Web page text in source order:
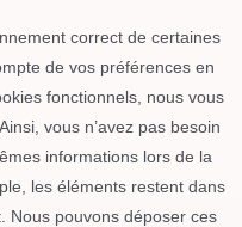
correct de certaines
de vos préférences en
fonctionnels, nous vous
vous n’avez pas besoin
informations lors de la
les éléments restent dans
Nous pouvons déposer ces